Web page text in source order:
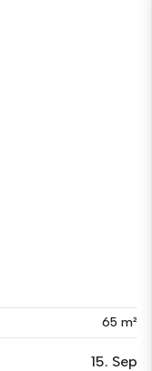
65 m²
15. Sep